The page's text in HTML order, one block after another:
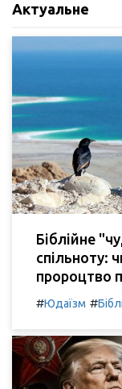
Актуальне
Біблійне
спільноту:
пророцтво
#Юдаїзм #